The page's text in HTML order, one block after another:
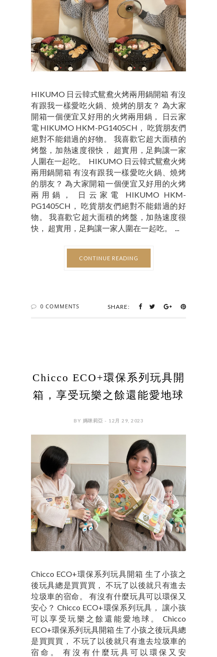
HIKUMO 日云韓式鴛鴦火烤兩用鍋開箱 有沒
有跟我一樣愛吃火鍋、燒烤的朋友？ 為大家
開箱一個便宜又好用的火烤兩用鍋， 日云家
電 HIKUMO HKM-PG1405CH， 吃貨朋友們
絕對不能錯過的好物。 我喜歡它超大面積的
烤盤，加熱速度很快， 超實用，足夠讓一家
人圍在一起吃。 HIKUMO 日云韓式鴛鴦火烤
兩用鍋開箱 有沒有跟我一樣愛吃火鍋、燒烤
的朋友？ 為大家開箱一個便宜又好用的火烤
兩用鍋， 日云家電 HIKUMO HKM-
PG1405CH， 吃貨朋友們絕對不能錯過的好
物。 我喜歡它超大面積的烤盤，加熱速度很
快， 超實用，足夠讓一家人圍在一起吃。 ...
CONTINUE READING
0 COMMENTS SHARE:
Chicco ECO+環保系列玩具開
箱，享受玩樂之餘還能愛地球
BY 媽咪莉亞 - 12月 29, 2023
Chicco ECO+環保系列玩具開箱 生了小孩之
後玩具總是買買買， 不玩了以後就只有進去
垃圾車的宿命。 有沒有什麼玩具可以環保又
安心？ Chicco ECO+環保系列玩具， 讓小孩
可以享受玩樂之餘還能愛地球。 Chicco
ECO+環保系列玩具開箱 生了小孩之後玩具總
是買買買， 不玩了以後就只有進去垃圾車的
宿命。 有沒有什麼玩具可以環保又安